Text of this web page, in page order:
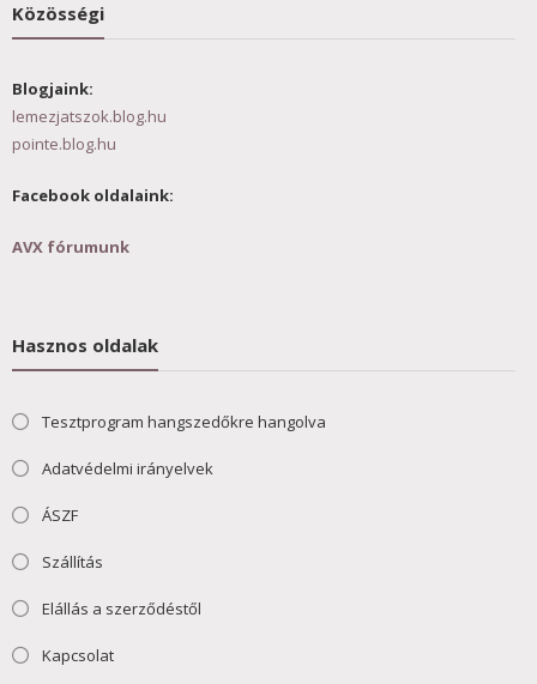
Közösségi
Blogjaink:
lemezjatszok.blog.hu
pointe.blog.hu
Facebook oldalaink:
AVX fórumunk
Hasznos oldalak
Tesztprogram hangszedőkre hangolva
Adatvédelmi irányelvek
ÁSZF
Szállítás
Elállás a szerződéstől
Kapcsolat